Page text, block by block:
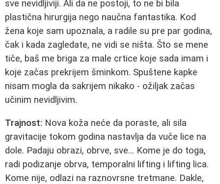
sve nevidljiviji. Ali da ne postoji, to ne bi bila
plastična hirurgija nego naučna fantastika. Kod
žena koje sam upoznala, a radile su pre par godina,
čak i kada zagledate, ne vidi se ništa. Što se mene
tiče, baš me briga za male crtice koje sada imam i
koje začas prekrijem šminkom. Spuštene kapke
nisam mogla da sakrijem nikako - ožiljak začas
učinim nevidljivim.
Trajnost: Nova koža neće da poraste, ali sila
gravitacije tokom godina nastavlja da vuče lice na
dole. Padaju obrazi, obrve, sve… Kome je do toga,
radi podizanje obrva, temporalni lifting i lifting lica.
Kome nije, odlazi na raznovrsne tretmane. Dakle,